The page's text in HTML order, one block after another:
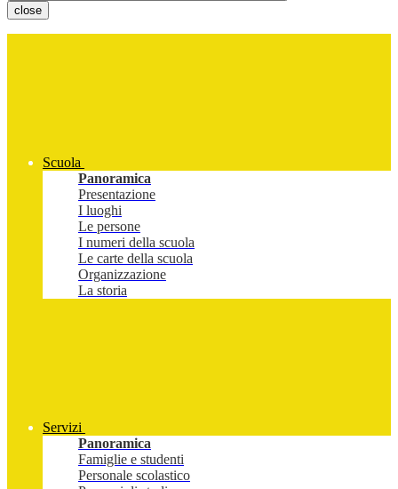
close
Scuola
Panoramica
Presentazione
I luoghi
Le persone
I numeri della scuola
Le carte della scuola
Organizzazione
La storia
Servizi
Panoramica
Famiglie e studenti
Personale scolastico